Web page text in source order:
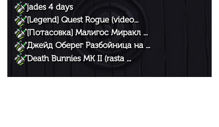
jades 4 days
[Legend] Quest Rogue (video...
[Потасовка] Малигос Миракл ...
Джейд Оберег Разбойница на ...
Death Bunnies MK II (rasta ...